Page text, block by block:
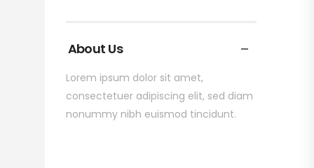
About Us
Lorem ipsum dolor sit amet,
consectetuer adipiscing elit, sed diam
nonummy nibh euismod tincidunt.